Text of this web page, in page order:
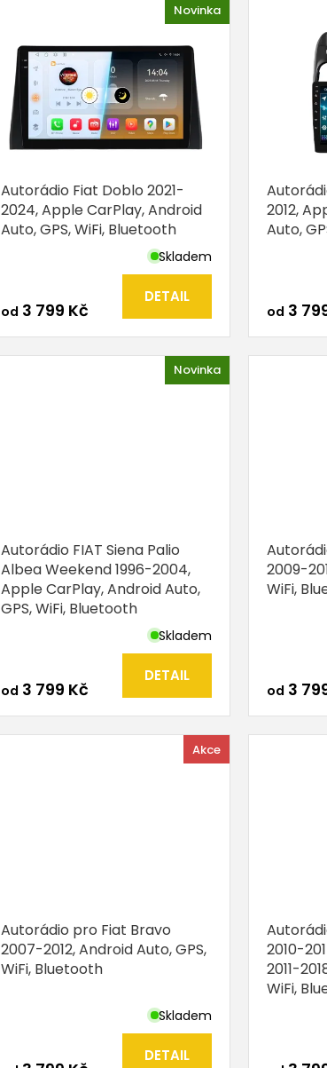
Novinka
Autorádio Fiat Doblo 2021-
2024, Apple CarPlay, Android
Auto, GPS, WiFi, Bluetooth
Skladem
od 3 799 Kč
DETAIL
2012,
Auto,
od 3
Novinka
Autorádio FIAT Siena Palio
Albea Weekend 1996-2004,
Apple CarPlay, Android Auto,
GPS, WiFi, Bluetooth
Skladem
od 3 799 Kč
DETAIL
2009-
WiFi,
od 3
Akce
Autorádio pro Fiat Bravo
2007-2012, Android Auto, GPS,
WiFi, Bluetooth
Skladem
DETAIL
2010-
2011-
WiFi,